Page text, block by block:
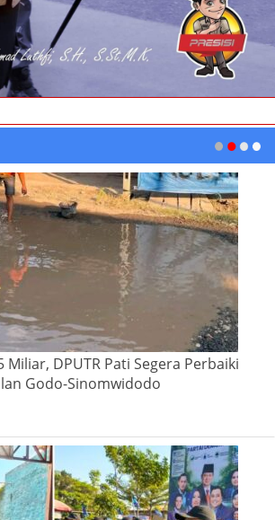
Miliar, DPUTR Pati Segera Perbaiki
Godo-Sinomwidodo